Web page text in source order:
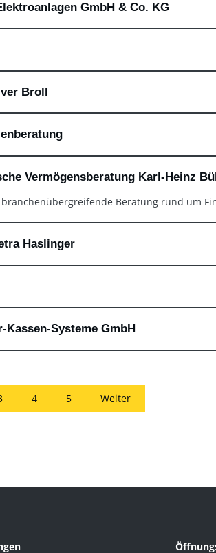
GmbH & Co. KG
Broll
Vermögensberatung Karl-Heinz
Beratung rund um
Haslinger
Kassen-Systeme GmbH
4 5 Weiter